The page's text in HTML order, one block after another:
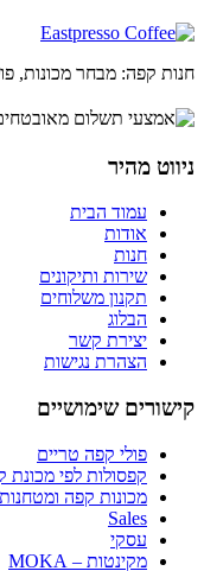
חנות קפה: מבחר מכונות,
ניווט מהיר
עמוד הבית
אודות
חנות
שירות ותיקונים
תקנון משלוחים
הבלוג
יצירת קשר
הצהרת נגישות
קישורים שימושיים
פולי קפה טריים
קפסולות לפי מכונת
מכונות קפה ומטחנות
Sales
עסקי
מקינטות – MOKA